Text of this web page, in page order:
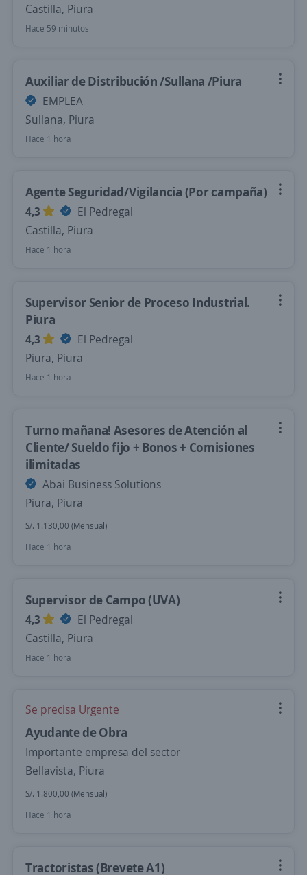
Castilla, Piura
Hace 59 minutos
Auxiliar de Distribución /Sullana /Piura
EMPLEA
Sullana, Piura
Hace 1 hora
Agente Seguridad/Vigilancia (Por campaña)
4,3
El Pedregal
Castilla, Piura
Hace 1 hora
Supervisor Senior de Proceso Industrial.
Piura
4,3
El Pedregal
Piura, Piura
Hace 1 hora
Turno mañana! Asesores de Atención al
Cliente/ Sueldo fijo + Bonos + Comisiones
ilimitadas
Abai Business Solutions
Piura, Piura
S/. 1.130,00 (Mensual)
Hace 1 hora
Supervisor de Campo (UVA)
4,3
El Pedregal
Castilla, Piura
Hace 1 hora
Se precisa Urgente
Ayudante de Obra
Importante empresa del sector
Bellavista, Piura
S/. 1.800,00 (Mensual)
Hace 1 hora
Tractoristas (Brevete A1)